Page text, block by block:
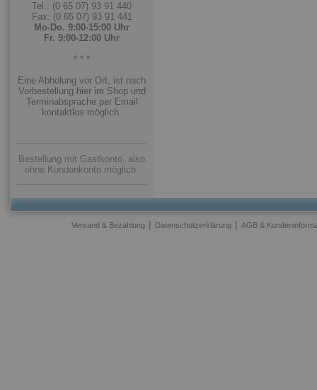
Tel.: (0 65 07) 93 91 440
Fax: (0 65 07) 93 91 441
Mo-Do. 9:00-15:00 Uhr
Fr. 9:00-12:00 Uhr
* * *
Eine Abholung vor Ort, ist nach
Vorbestellung hier im Shop und
Terminabsprache per Email
kontaktlos möglich.
Bestellung mit Gastkonto, also
ohne Kundenkonto möglich.
Versand & Bezahlung | Datenschutzerklärung | AGB &